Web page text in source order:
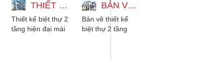
thự...
THIẾT KẾ BIỆT THỰ 2 TẦNG HIỆN ĐẠI MÁI THÁI 9 PHÒNG NGỦ 10X25M
Thiết kế biệt thự 2
tầng hiện đại mái
BẢN VẼ THIẾT KẾ BIỆT THỰ 2 TẦNG HIỆN ĐẠI MÁI NHẬT KÈM NỘI THẤT
Bản vẽ thiết kế
biệt thự 2 tầng
phòng ngủ cho